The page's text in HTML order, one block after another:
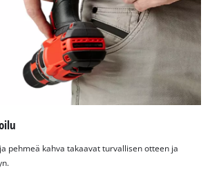
pehmeä kahva takaavat turvallisen otteen ja